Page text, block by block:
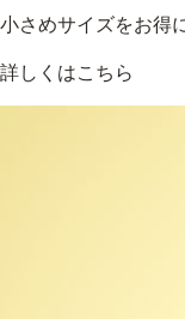
小さめサイズをお得
詳しくはこちら